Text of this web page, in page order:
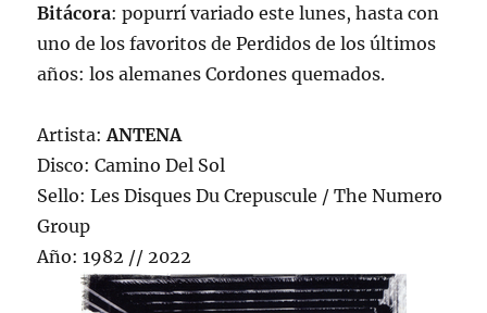
Bitácora: popurrí variado este lunes, hasta con
uno de los favoritos de Perdidos de los últimos
años: los alemanes Cordones quemados.
Artista:ANTENA
Disco: Camino Del Sol
Sello: Les Disques Du Crepuscule / The Numero
Group
Año: 1982 // 2022